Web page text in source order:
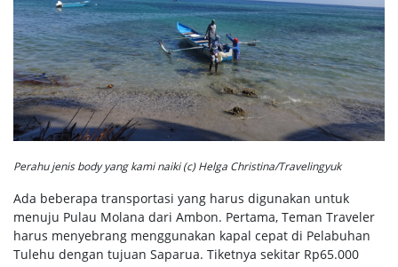
Perahu jenis body yang kami naiki (c) Helga Christina/Travelingyuk
Ada beberapa transportasi yang harus digunakan untuk
menuju Pulau Molana dari Ambon. Pertama, Teman Traveler
harus menyebrang menggunakan kapal cepat di Pelabuhan
Tulehu dengan tujuan Saparua. Tiketnya sekitar Rp65.000